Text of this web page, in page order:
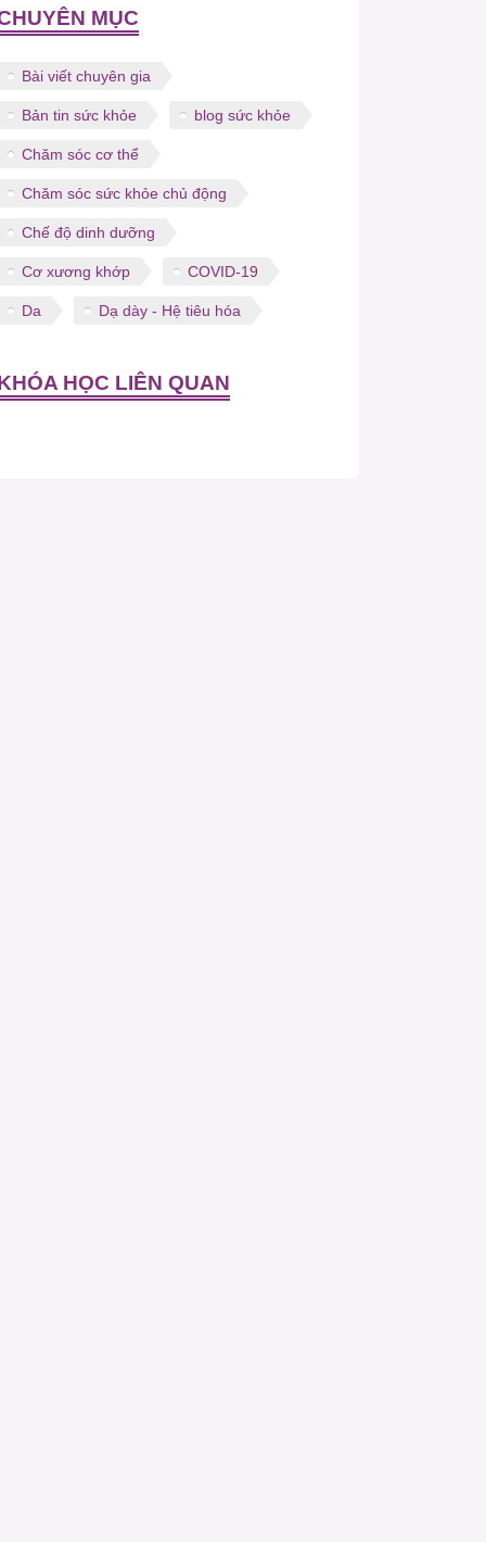
MỤC
Bài viết chuyên gia
Bản tin sức khỏe blog sức khỏe
Chăm sóc cơ thể
Chăm sóc sức khỏe chủ động
Chế độ dinh dưỡng
Cơ xương khớp COVID-19
Da Dạ dày - Hệ tiêu hóa
HỌC LIÊN QUAN